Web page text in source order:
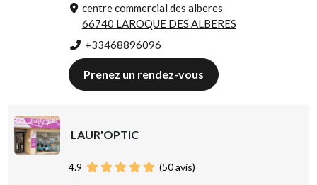
centre commercial des alberes
66740 LAROQUE DES ALBERES
+33468896096
Prenez un rendez-vous
LAUR'OPTIC
4.9 (50avis)